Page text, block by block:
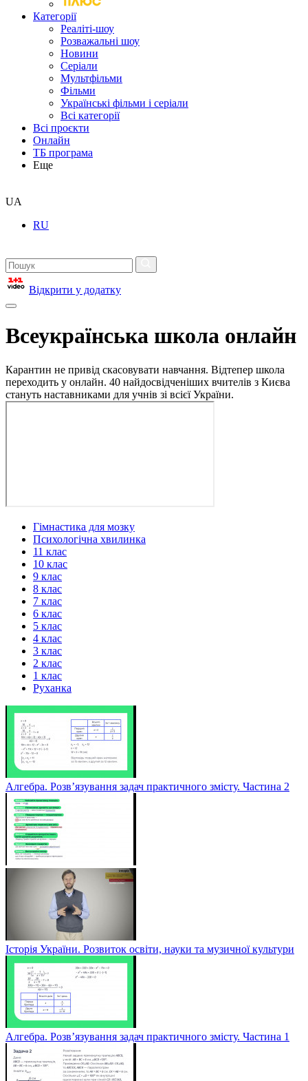
Категорії
Реаліті-шоу
Розважальні шоу
Новини
Серіали
Мультфільми
Фільми
Українські фільми і серіали
Всі категорії
Всі проєкти
Онлайн
ТБ програма
Еще
UA
RU
Відкрити у додатку
Всеукраїнська школа онлайн
Карантин не привід скасовувати навчання. Відтепер школа
переходить у онлайн. 40 найдосвідченіших вчителів з Києва
стануть наставниками для учнів зі всієї України.
Гімнастика для мозку
Психологічна хвилинка
11 клас
10 клас
9 клас
8 клас
7 клас
6 клас
5 клас
4 клас
3 клас
2 клас
1 клас
Руханка
Алгебра. Розв’язування задач практичного змісту. Частина 2
Історія України. Розвиток освіти, науки та музичної культури
Алгебра. Розв’язування задач практичного змісту. Частина 1